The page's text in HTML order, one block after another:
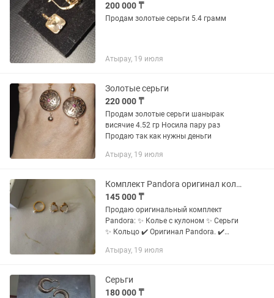
200 000 ₸
Продам золотые серьги 5.4 грамм
Атырау, 19 июля
Золотые серьги
220 000 ₸
Продам золотые серьги шанырак
висячие 4.52 гр Носила пару раз
Продаю так как нужны деньги
Атырау, 19 июля
Комплект Pandora оригинал колье, серьги и кольцо, состояние отличное
145 000 ₸
Продаю оригинальный комплект
Pandora: ✨ Колье с кулоном ✨ Серьги
✨ Кольцо ✔️ Оригинал Pandora. ✔️
Состояние отличное, носились очень
Атырау, 19 июля
Серьги
180 000 ₸